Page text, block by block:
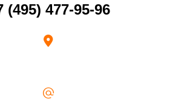
карту).
(495) 477-95-96